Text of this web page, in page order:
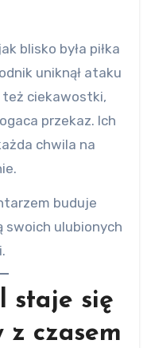
blisko była piłka
uniknął ataku
też ciekawostki,
przekaz. Ich
chwila na
buduje
ulubionych
staje się
czasem